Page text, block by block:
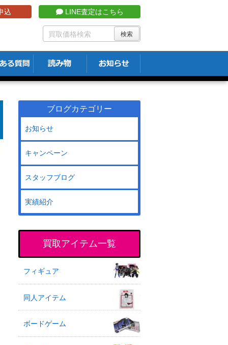
込 LINE査定はこちら
ブログカテゴリー
お知らせ
キャンペーン
スタッフブログ
実績紹介
買取アイテム一覧
フィギュア
同人アイテム
ボードゲーム